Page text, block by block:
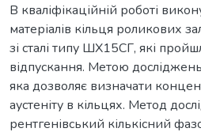
В кваліфікаційній роботі
матеріалів кільця роликових
зі сталі типу ШХ15СГ, які
відпускання. Метою
яка дозволяє визначати
аустеніту в кільцях. Метод
рентгенівський кількісний